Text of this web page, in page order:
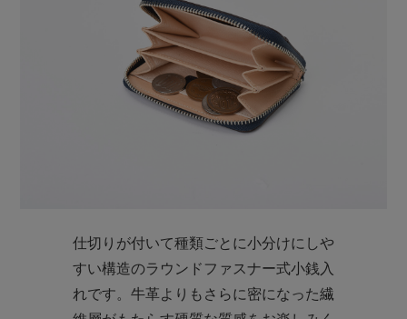
仕切りが付いて種類ごとに小分けにしや
すい構造のラウンドファスナー式小銭入
れです。牛革よりもさらに密になった繊